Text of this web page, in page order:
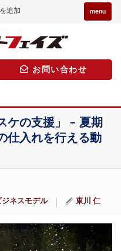
を追加 menu
お問い合わせ
ケの支援」 – 夏期
仕入れを行える動
ジネスモデル 東川 仁